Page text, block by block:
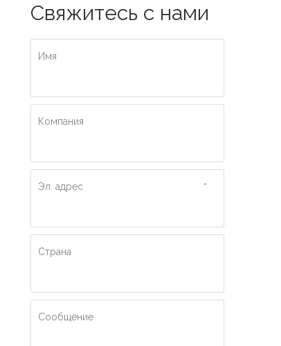
Свяжитесь с нами
Имя
Компания
*
Эл. адрес
Страна
Сообщение